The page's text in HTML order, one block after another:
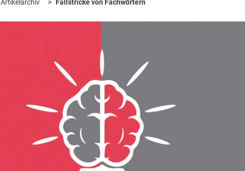
Artikelarchiv Fallstricke von Fachwörtern